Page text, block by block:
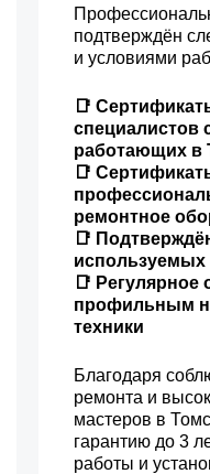
подтверждён
и условиями
📑
специалистов
работающих в
📑
ремонтное
📑
📑
профильным
техники
Благодаря
ремонта и
мастеров в
гарантию до 3
работы и